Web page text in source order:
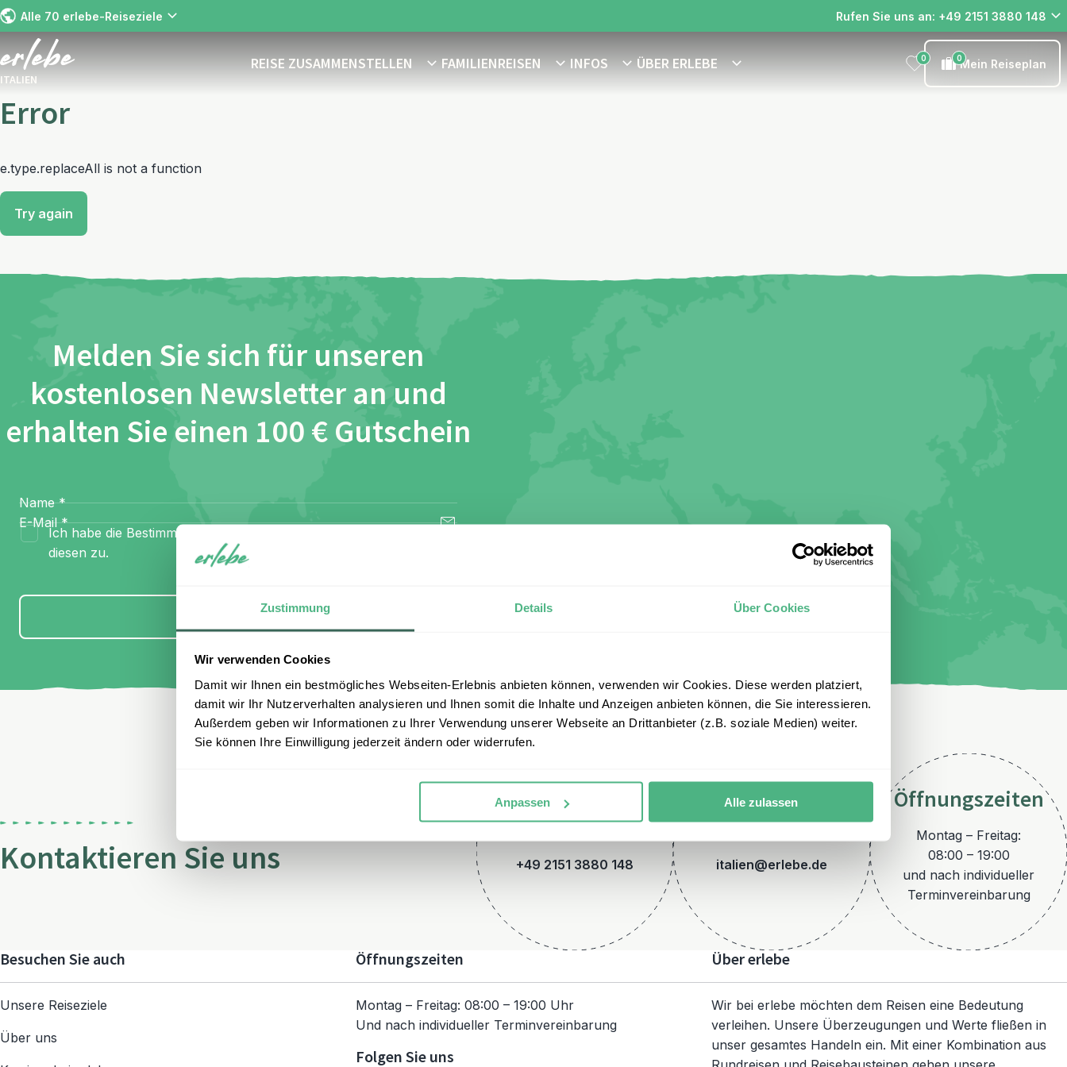
Zustimmung Details Über Cookies
Wir verwenden Cookies
Damit wir Ihnen ein bestmögliches Webseiten-Erlebnis anbieten können, verwenden wir Cookies. Diese werden platziert,
damit wir Ihr Nutzerverhalten analysieren und Ihnen somit die Inhalte und Anzeigen anbieten können, die Sie interessieren.
Außerdem geben wir Informationen zu Ihrer Verwendung unserer Webseite an Drittanbieter (z.B. soziale Medien) weiter.
Sie können Ihre Einwilligung jederzeit ändern oder widerrufen.
Anpassen Alle zulassen
Alle 70 erlebe-Reiseziele Rufen Sie uns an: +49 2151 3880 148
ITALIEN
REISE ZUSAMMENSTELLEN FAMILIENREISEN INFOS ÜBER ERLEBE 0 0Mein Reiseplan
Error
e.type.replaceAll is not a function
Try again
Melden Sie sich für unseren
kostenlosen Newsletter an und
erhalten Sie einen 100 € Gutschein
Name *
E-Mail *
Ich habe die Bestimmungen zum
diesen zu.
Anmelden
Kontaktieren Sie uns
Telefon
+49 2151 3880 148
E-Mail
italien@erlebe.de
Öffnungszeiten
Montag – Freitag:
08:00 – 19:00
und nach individueller
Terminvereinbarung
Besuchen Sie auch
Unsere Reiseziele
Über uns
Öffnungszeiten
Montag – Freitag: 08:00 – 19:00 Uhr
Und nach individueller Terminvereinbarung
Folgen Sie uns
Über erlebe
Wir bei erlebe möchten dem Reisen eine Bedeutung
verleihen. Unsere Überzeugungen und Werte fließen in
unser gesamtes Handeln ein. Mit einer Kombination aus